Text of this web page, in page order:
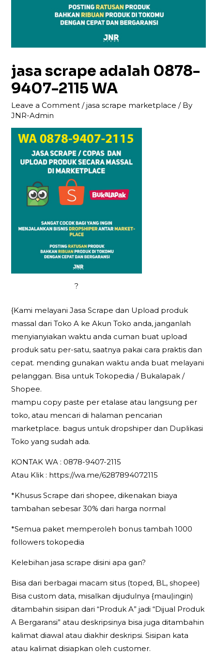
jasa scrape adalah 0878-
9407-2115 WA
Leave a Comment /jasa scrape marketplace / By
JNR-Admin
?
{Kami melayani Jasa Scrape dan Upload produk
massal dari Toko A ke Akun Toko anda, janganlah
menyianyiakan waktu anda cuman buat upload
produk satu per-satu, saatnya pakai cara praktis dan
cepat. mending gunakan waktu anda buat melayani
pelanggan. Bisa untuk Tokopedia / Bukalapak /
Shopee.
mampu copy paste per etalase atau langsung per
toko, atau mencari di halaman pencarian
marketplace. bagus untuk dropshiper dan Duplikasi
Toko yang sudah ada.
KONTAK WA : 0878-9407-2115
Atau Klik : https://wa.me/6287894072115
*Khusus Scrape dari shopee, dikenakan biaya
tambahan sebesar 30% dari harga normal
*Semua paket memperoleh bonus tambah 1000
followers tokopedia
Kelebihan jasa scrape disini apa gan?
Bisa dari berbagai macam situs (toped, BL, shopee)
Bisa custom data, misalkan dijudulnya {mau|ingin)
ditambahin sisipan dari “Produk A” jadi “Dijual Produk
A Bergaransi” atau deskripsinya bisa juga ditambahin
kalimat diawal atau diakhir deskripsi. Sisipan kata
atau kalimat disiapkan oleh customer.